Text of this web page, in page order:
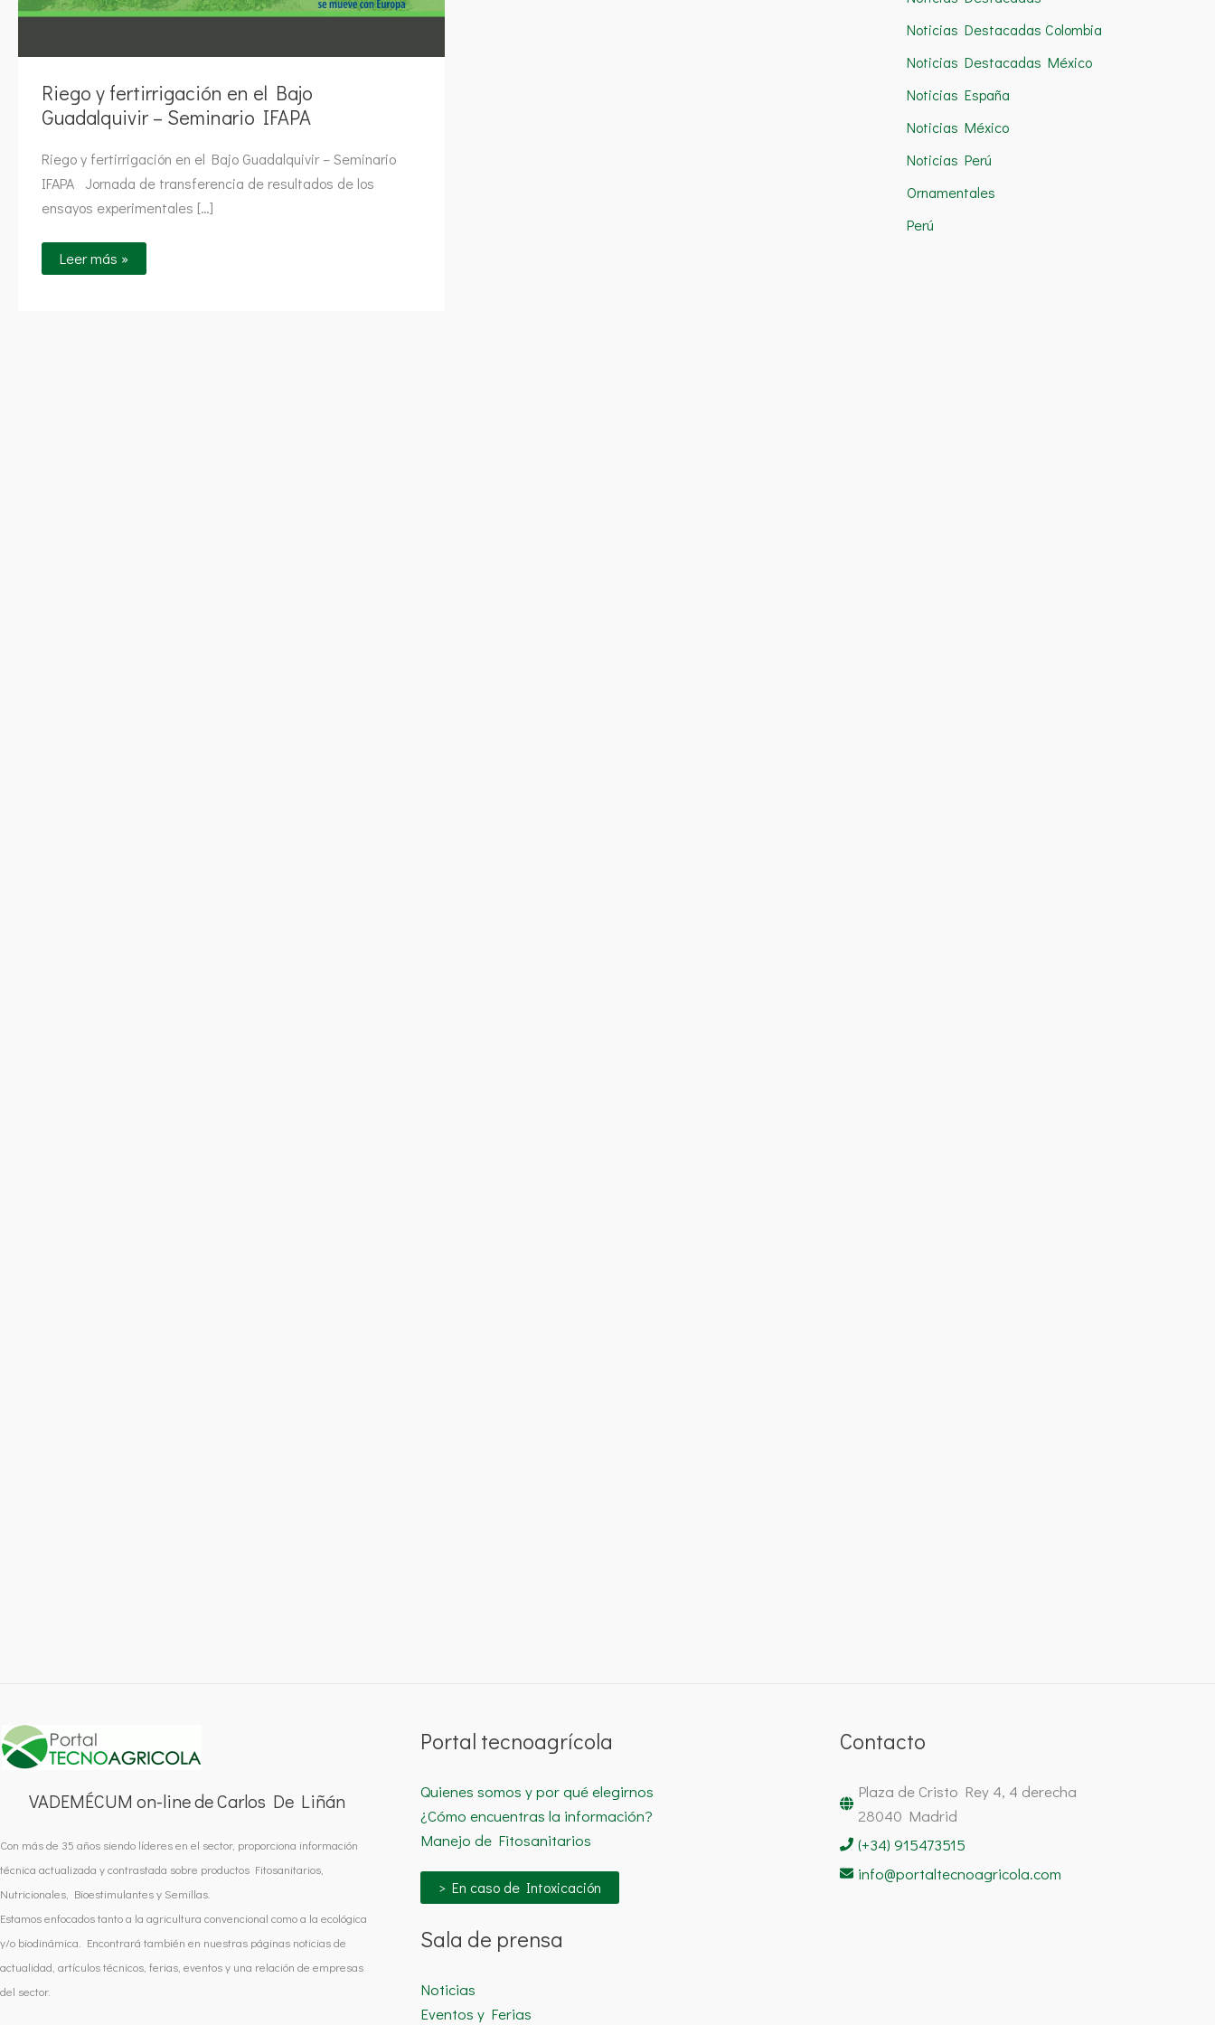
Riego y fertirrigación en el Bajo
Guadalquivir – Seminario IFAPA
Riego y fertirrigación en el Bajo Guadalquivir – Seminario
IFAPA Jornada de transferencia de resultados de los
ensayos experimentales […]
Leer más »
Noticias Destacadas Colombia
Noticias Destacadas México
Noticias España
Noticias México
Noticias Perú
Ornamentales
Perú
VADEMÉCUM on-line de Carlos De Liñán
Con más de 35 años siendo líderes en el sector, proporciona información
técnica actualizada y contrastada sobre productos Fitosanitarios,
Nutricionales, Bioestimulantes y Semillas.
Estamos enfocados tanto a la agricultura convencional como a la ecológica
y/o biodinámica. Encontrará también en nuestras páginas noticias de
actualidad, artículos técnicos, ferias, eventos y una relación de empresas
del sector.
Portal tecnoagrícola
Quienes somos y por qué elegirnos
¿Cómo encuentras la información?
Manejo de Fitosanitarios
> En caso de Intoxicación
Sala de prensa
Noticias
Eventos y Ferias
Contacto
Plaza de Cristo Rey 4, 4 derecha
28040 Madrid
(+34) 915473515
info@portaltecnoagricola.com